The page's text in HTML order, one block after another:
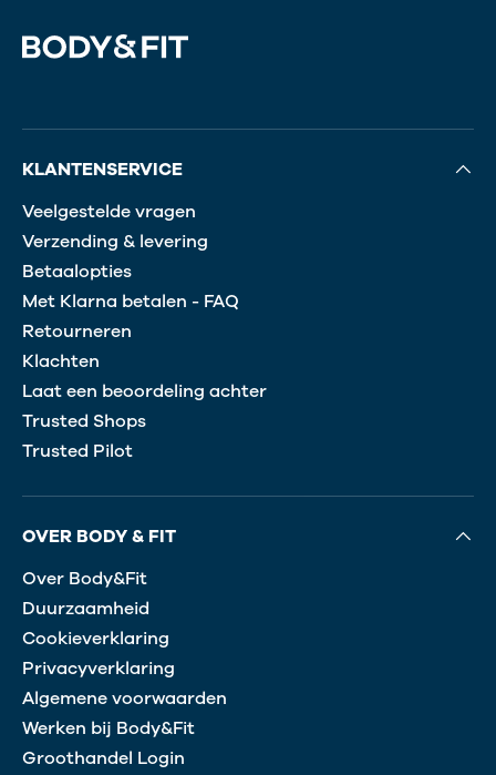
KLANTENSERVICE
Veelgestelde vragen
Verzending & levering
Betaalopties
Met Klarna betalen - FAQ
Retourneren
Klachten
Laat een beoordeling achter
Trusted Shops
Trusted Pilot
OVER BODY & FIT
Over Body&Fit
Duurzaamheid
Cookieverklaring
Privacyverklaring
Algemene voorwaarden
Werken bij Body&Fit
Groothandel Login